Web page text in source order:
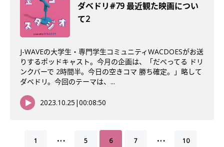
ダベドリ#79 最近観た映画につい
て2
J-WAVEの大学生・専門学生コミュニティWACDOESがお送
りするポッドキャスト。今月の企画は、「だべってる ドリ
ンクバーで 2時間半。今日の空きコマ 勝ち確定。」略して
ダベドリ。今回のテーマは、...
2023.10.25 |00:08:50
1 … 5 6 7 … 10